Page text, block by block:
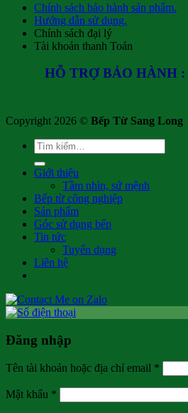
Chính sách bảo hành sản phẩm.
Hướng dẫn sử dụng.
Chính sách đại lý
Tài khoản thanh Toán
HỖ TRỢ BẢO HÀNH :
Copyright 2026 © Bếp Từ Sang Long
Tìm
kiếm:
Giới thiệu
Tầm nhìn, sứ mệnh
Bếp từ công nghiệp
Sản phẩm
Góc sử dụng bếp
Tin tức
Tuyển dụng
Liên hệ
Đăng nhập
Tên tài khoản hoặc địa chỉ email *
buộc
Mật khẩu *
buộc